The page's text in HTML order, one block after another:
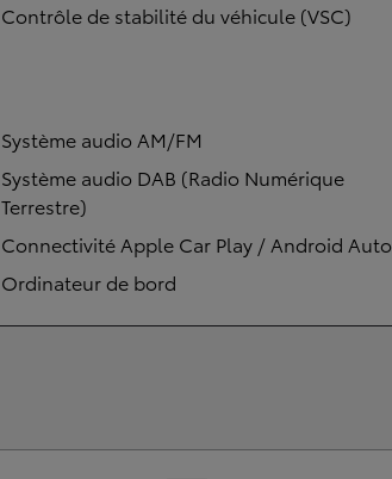
Contrôle de stabilité du véhicule (VSC)
Système audio AM/FM
Système audio DAB (Radio Numérique
Terrestre)
Connectivité Apple Car Play / Android Auto
Ordinateur de bord